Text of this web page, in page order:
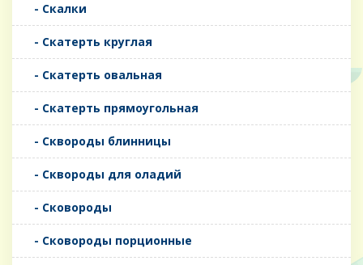
- Скалки
- Скатерть круглая
- Скатерть овальная
- Скатерть прямоугольная
- Сквороды блинницы
- Сквороды для оладий
- Сковороды
- Сковороды порционные